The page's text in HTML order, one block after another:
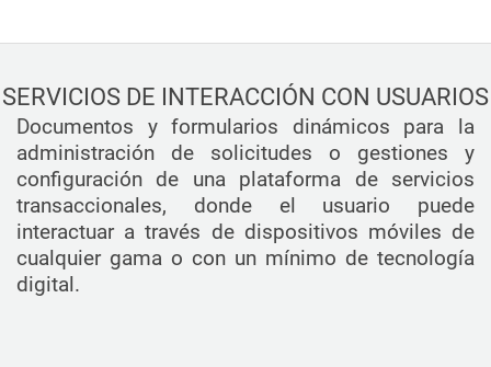
SERVICIOS DE INTERACCIÓN CON USUARIOS
Documentos y formularios dinámicos para la
administración de solicitudes o gestiones y
configuración de una plataforma de servicios
transaccionales, donde el usuario puede
interactuar a través de dispositivos móviles de
cualquier gama o con un mínimo de tecnología
digital.